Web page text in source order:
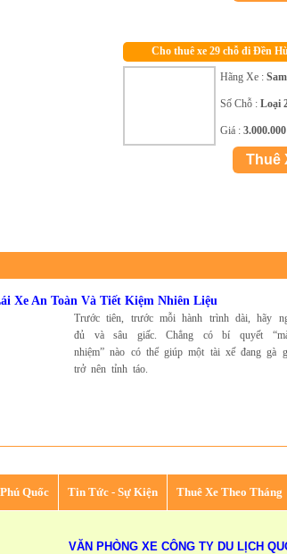
Cho thuê xe 29 chỗ đi Đền
Hãng Xe :
Số Chỗ : Loại
Giá :
Xe An Toàn Và Tiết Kiệm Nhiên Liệu
Trước tiên, trước mỗi hành trình dài, hãy
đủ và sâu giấc. Chẳng có bí quyết
nhiệm” nào có thể giúp một tài xế đang gà
trở nên tỉnh táo.
Quốc Tin Tức - Sự Kiện Thuê Xe Theo Tháng
VĂN PHÒNG XE CÔNG TY DU LỊCH